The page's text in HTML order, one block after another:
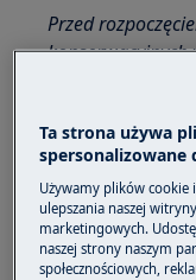
Przed
konserwacyjnych
Zawsze zachowaj
urządzeń, w
przenoszenia
Zawsze używaj
obuwia.
Ta strona używa
spersonalizowane
Używamy plików
ulepszania naszej
marketingowych.
naszej strony naszym
społecznościowych,